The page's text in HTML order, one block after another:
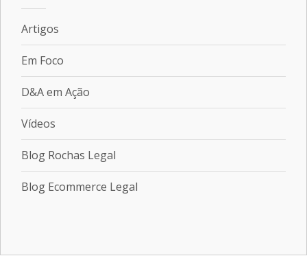
Artigos
Em Foco
D&A em Ação
Vídeos
Blog Rochas Legal
Blog Ecommerce Legal